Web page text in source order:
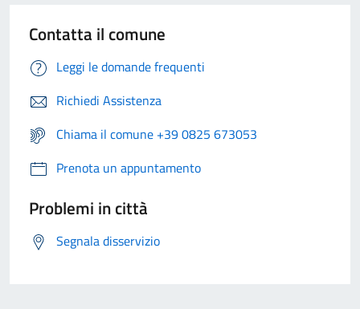
Contatta il comune
Leggi le domande frequenti
Richiedi Assistenza
Chiama il comune +39 0825 673053
Prenota un appuntamento
Problemi in città
Segnala disservizio